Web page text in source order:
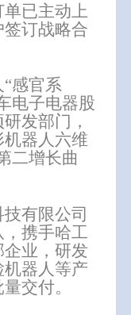
已主动上
订战略合
感官系
电子电器股
发部门，
器人六维
二增长曲
有限公司
携手哈工
业，研发
器人等产
交付。